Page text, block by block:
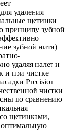
удаления
щетинки
принципу зубной
зубной нити).
удаляя налет и
и при чистке
Precision
чистки
по сравнению
щетинками,
оптимальную